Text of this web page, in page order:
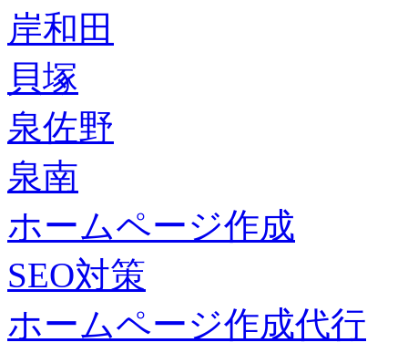
岸和田
貝塚
泉佐野
泉南
ホームページ作成
SEO対策
ホームページ作成代行